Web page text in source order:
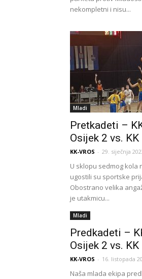
nekompletni i nisu...
Mladi
Pretkadeti –
Osijek 2 vs.
KK-VROS - 29. siječnja
U sklopu sedmog kola
ugostili su sportske
Obostrano velika
je utakmicu...
Mladi
Predkadeti –
Osijek 2 vs.
KK-VROS - 16. listopada
Naša mlada ekipa